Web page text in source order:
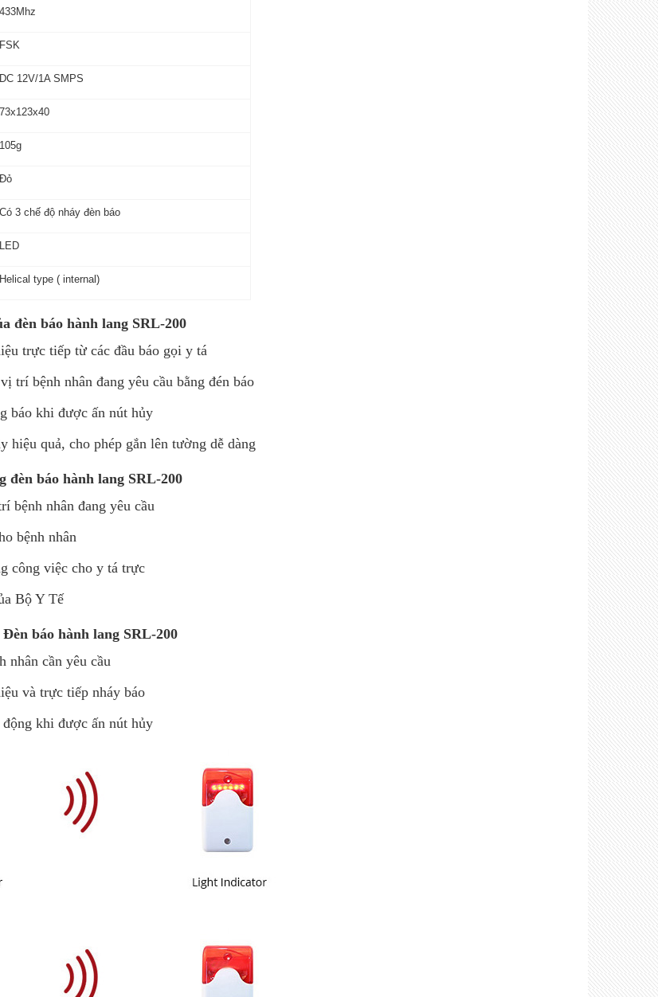
433Mhz
FSK
DC 12V/1A SMPS
73x123x40
105g
Đỏ
Có 3 chế độ nháy đèn báo
LED
Helical type ( internal)
đèn báo hành lang SRL-200
trực tiếp từ các đầu báo gọi y tá
trí bệnh nhân đang yêu cầu bằng đén báo
báo khi được ấn nút hủy
hiệu quả, cho phép gắn lên tường dễ dàng
báo hành lang SRL-200
bệnh nhân đang yêu cầu
bệnh nhân
công việc cho y tá trực
Bộ Y Tế
báo hành lang SRL-200
nhân cần yêu cầu
và trực tiếp nháy báo
khi được ấn nút hủy